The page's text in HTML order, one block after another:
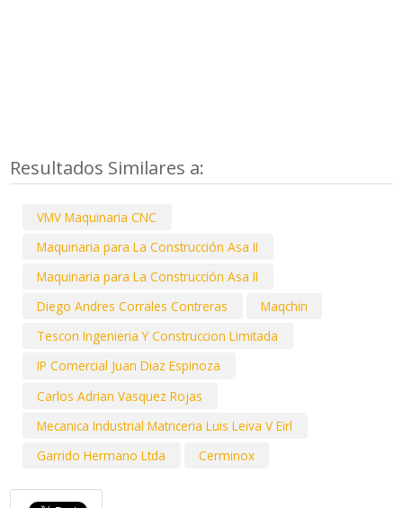
Resultados Similares a:
VMV Maquinaria CNC
Maquinaria para La Construcción Asa II
Maquinaria para La Construcción Asa II
Diego Andres Corrales Contreras
Maqchin
Tescon Ingenieria Y Construccion Limitada
IP Comercial Juan Diaz Espinoza
Carlos Adrian Vasquez Rojas
Mecanica Industrial Matriceria Luis Leiva V Eirl
Garrido Hermano Ltda
Cerminox